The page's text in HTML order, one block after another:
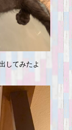
してみたよ